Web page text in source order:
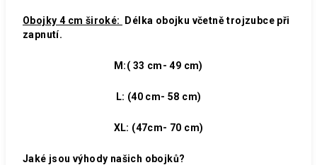
Obojky 4 cm široké: Délka obojku včetně trojzubce při
zapnutí.
M:( 33 cm- 49 cm)
L: (40 cm- 58 cm)
XL: (47cm- 70 cm)
Jaké jsou výhody našich obojků?